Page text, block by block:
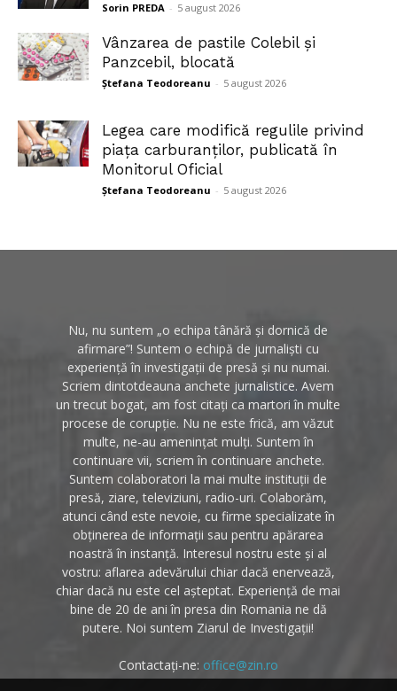
Sorin PREDA - 5 august 2026
Vânzarea de pastile Colebil și
Panzcebil, blocată
Ștefana Teodoreanu - 5 august 2026
Legea care modifică regulile privind
piața carburanților, publicată în
Monitorul Oficial
Ștefana Teodoreanu - 5 august 2026
Nu, nu suntem „o echipa tânără și dornică de
afirmare”! Suntem o echipă de jurnaliști cu
experiență în investigații de presă și nu numai.
Scriem dintotdeauna anchete jurnalistice. Avem
un trecut bogat, am fost citați ca martori în multe
procese de corupție. Nu ne este frică, am văzut
multe, ne-au amenințat mulți. Suntem în
continuare vii, scriem în continuare anchete.
Suntem colaboratori la mai multe instituții de
presă, ziare, televiziuni, radio-uri. Colaborăm,
atunci când este nevoie, cu firme specializate în
obținerea de informații sau pentru apărarea
noastră în instanță. Interesul nostru este și al
vostru: aflarea adevărului chiar dacă enervează,
chiar dacă nu este cel așteptat. Experiență de mai
bine de 20 de ani în presa din Romania ne dă
putere. Noi suntem Ziarul de Investigații!
Contactați-ne: office@zin.ro